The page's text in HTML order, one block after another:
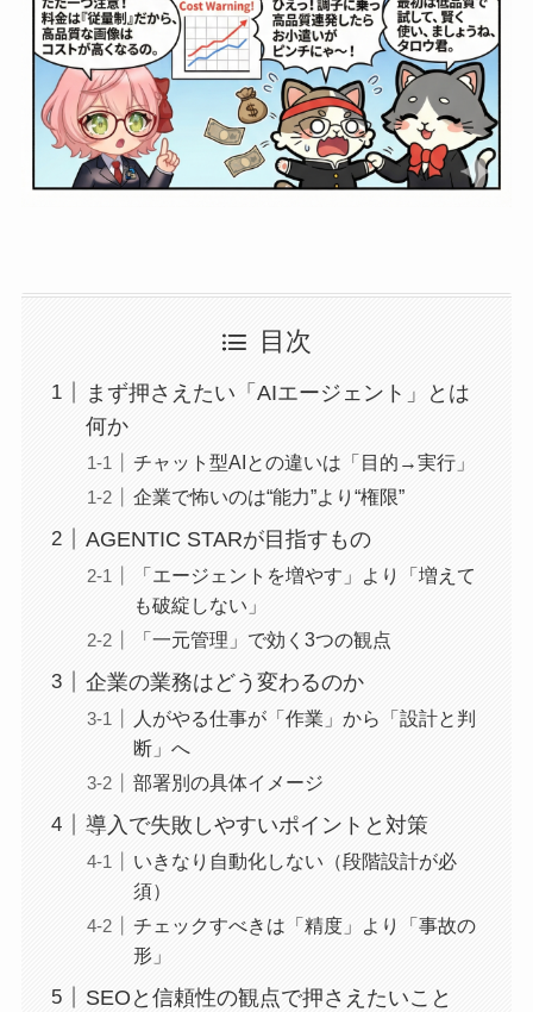
目次
まず押さえたい「AIエージェント」とは
何か
チャット型AIとの違いは「目的→実行」
企業で怖いのは“能力”より“権限”
AGENTIC STARが目指すもの
「エージェントを増やす」より「増えて
も破綻しない」
「一元管理」で効く3つの観点
企業の業務はどう変わるのか
人がやる仕事が「作業」から「設計と判
断」へ
部署別の具体イメージ
導入で失敗しやすいポイントと対策
いきなり自動化しない（段階設計が必
須）
チェックすべきは「精度」より「事故の
形」
SEOと信頼性の観点で押さえたいこと